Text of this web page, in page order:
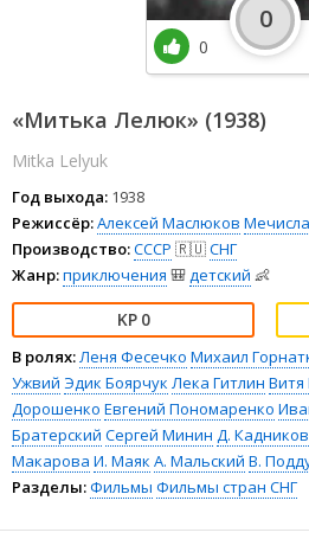
«Митька Лелюк» (1938)
Mitka Lelyuk
Год выхода: 1938
Режиссёр:Алексей Маслюков
Производство:СССР 🇷🇺СНГ
Жанр:приключения 🎒детский 👶
0
В ролях:Леня Фесечко Михаил
Ужвий Эдик Боярчук Лека Гитлин Витя
Дорошенко Евгений Пономаренко
Братерский Сергей Минин Д. Кадников
Макарова И. Маяк А. Мальский В.
Разделы:Фильмы Фильмы стран СНГ
0
0